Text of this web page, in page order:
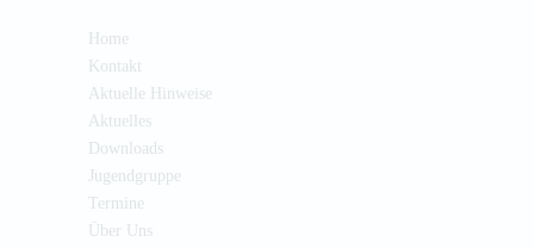
Home
Kontakt
Aktuelle Hinweise
Aktuelles
Downloads
Jugendgruppe
Termine
Über Uns